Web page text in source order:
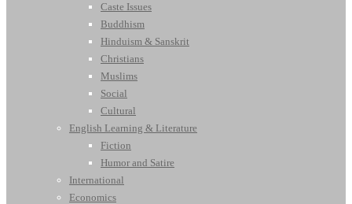
Caste Issues
Buddhism
Hinduism & Sanskrit
Christians
Muslims
Social
Cultural
English Learning & Literature
Fiction
Humor and Satire
International
Economics